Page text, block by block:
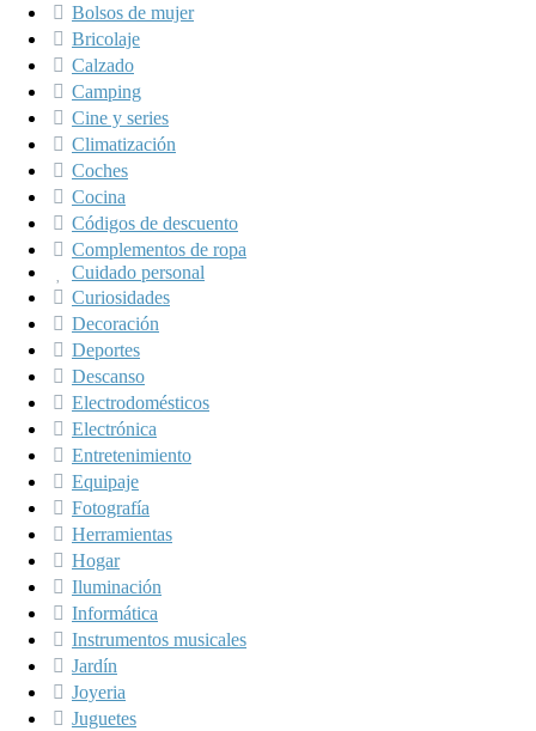
Bolsos de mujer
Bricolaje
Calzado
Camping
Cine y series
Climatización
Coches
Cocina
Códigos de descuento
Complementos de ropa
Cuidado personal
Curiosidades
Decoración
Deportes
Descanso
Electrodomésticos
Electrónica
Entretenimiento
Equipaje
Fotografía
Herramientas
Hogar
Iluminación
Informática
Instrumentos musicales
Jardín
Joyeria
Juguetes